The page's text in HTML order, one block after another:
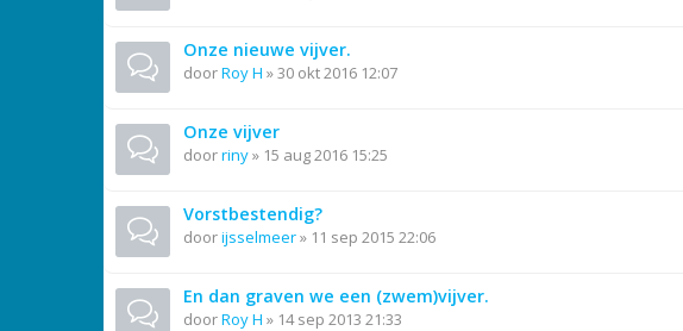
Onze nieuwe vijver.
doorRoy H »30 okt 2016 12:07
Onze vijver
doorriny» 15 aug 2016 15:25
Vorstbestendig?
doorijsselmeer» 11 sep 2015 22:06
En dan graven we een (zwem)vijver.
doorRoy H » 14 sep 2013 21:33